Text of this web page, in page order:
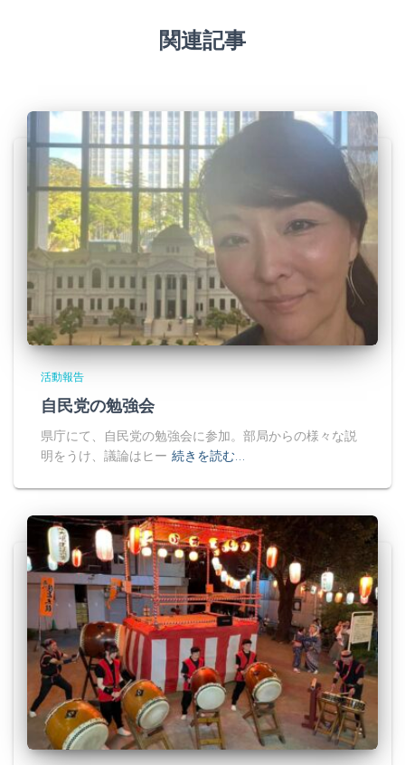
関連記事
活動報告
自民党の勉強会
県庁にて、自民党の勉強会に参加。部局からの様々な説
明をうけ、議論はヒー 続きを読む…